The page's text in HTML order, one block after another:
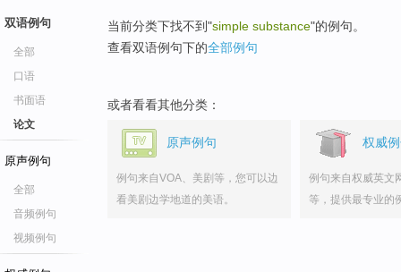
双语例句
全部
口语
书面语
论文
原声例句
全部
音频例句
视频例句
当前分类下找不到"simple substance"的例句。
查看双语例句下的全部例句
或者看看其他分类：
原声例句
例句来自VOA、美剧等，您可以边
看美剧边学地道的美语。
权威
例句来自权威英文
等，提供最专业的